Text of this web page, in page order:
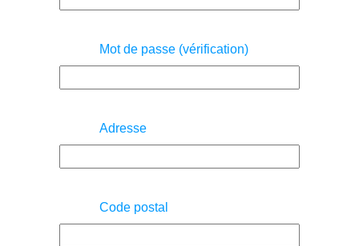
Mot de passe (vérification)
Adresse
Code postal